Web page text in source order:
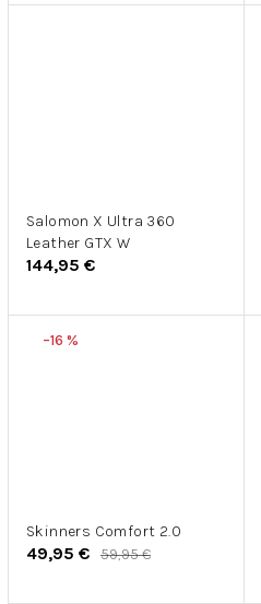
Salomon X Ultra 360
Leather GTX W
144,95 €
–16 %
Skinners Comfort 2.0
49,95 € 59,95 €